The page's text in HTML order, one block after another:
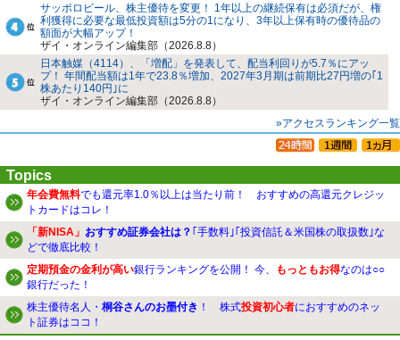
サッポロビール、株主優待を変更！ 1年以上の継続保有は必須だが、権
利獲得に必要な最低投資額は5分の1になり、3年以上保有時の優待品の
額面が大幅アップ！
ザイ・オンライン編集部（2026.8.8）
日本触媒（4114）、「増配」を発表して、配当利回りが5.7％にアッ
プ！ 年間配当額は1年で23.8％増加、2027年3月期は前期比27円増の｢1
株あたり140円｣に
ザイ・オンライン編集部（2026.8.8）
»アクセスランキング一覧
Topics
年会費無料でも還元率1.0％以上は当たり前！ おすすめの高還元クレジッ
トカードはコレ！
「新NISA」 おすすめ証券会社は？ ｢手数料｣｢投資信託＆米国株の取扱数｣な
どで徹底比較！
定期預金の金利が高い銀行ランキングを公開！ 今、 もっともお得なのは○○
銀行だった！
株主優待名人・ 桐谷さんのお墨付き ！ 株式投資初心者におすすめのネッ
ト証券はココ！